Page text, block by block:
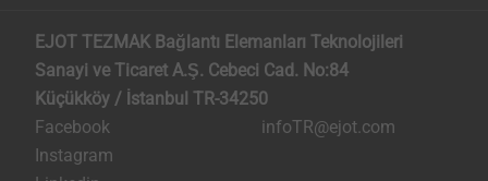
EJOT TEZMAK Bağlantı Elemanları Teknolojileri
Sanayi ve Ticaret A.Ş. Cebeci Cad. No:84
Küçükköy / İstanbul TR-34250
Facebook
Instagram
infoTR@ejot.com